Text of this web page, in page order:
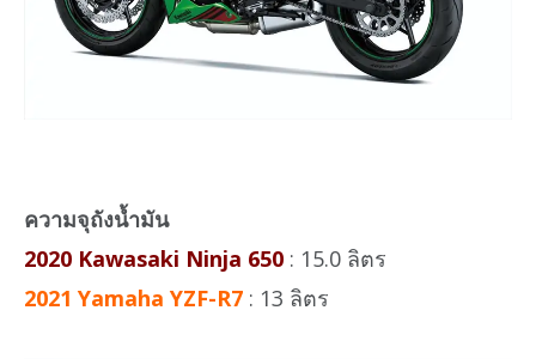
ความจุถังน้ำมัน
2020 Kawasaki Ninja 650 : 15.0 ลิตร
2021 Yamaha YZF-R7 : 13 ลิตร